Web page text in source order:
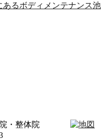
るボディメンテナンス池